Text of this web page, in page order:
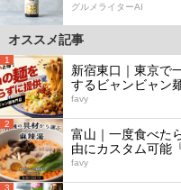
グルメライターAI
オススメ記事
1
新宿東口｜東京で
するビャンビャン
favy
2
富山｜一度食べた
由にカスタム可能
favy
3